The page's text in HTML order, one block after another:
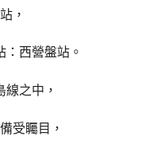
，
：西營盤站。
線之中，
受矚目，